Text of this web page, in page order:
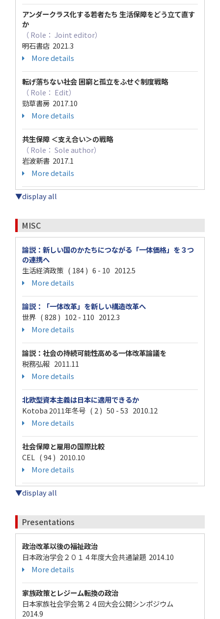
アンダークラス化する若者たち 生活保障をどう立て直す
か
（ Role： Joint editor）
明石書店 2021.3
More details
転げ落ちない社会 困窮と孤立をふせぐ制度戦略
（ Role： Edit）
勁草書房 2017.10
More details
共生保障 ＜支え合い＞の戦略
（ Role： Sole author）
岩波新書 2017.1
More details
▼display all
MISC
論説：新しい国のかたちにつながる「一体価格」を３つ
の連携へ
生活経済政策 ( 184 ) 6 - 10 2012.5
More details
論説：「一体改革」を新しい構造改革へ
世界 ( 828 ) 102 - 110 2012.3
More details
論説：社会の持続可能性高める一体改革論議を
税務弘報 2011.11
More details
北欧型資本主義は日本に適用できるか
Kotoba 2011年冬号 ( 2 ) 50 - 53 2010.12
More details
社会保障と雇用の国際比較
CEL ( 94 ) 2010.10
More details
▼display all
Presentations
政治改革以後の福祉政治
日本政治学会２０１４年度大会共通論題 2014.10
More details
家族政策とレジーム転換の政治
日本家族社会学会第２４回大会公開シンポジウム
2014.9